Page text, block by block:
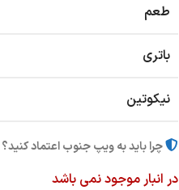
طعم
باتری
نیکوتین
چرا باید به ویپ جنوب اعتماد کنید؟
در انبار موجود نمی باشد